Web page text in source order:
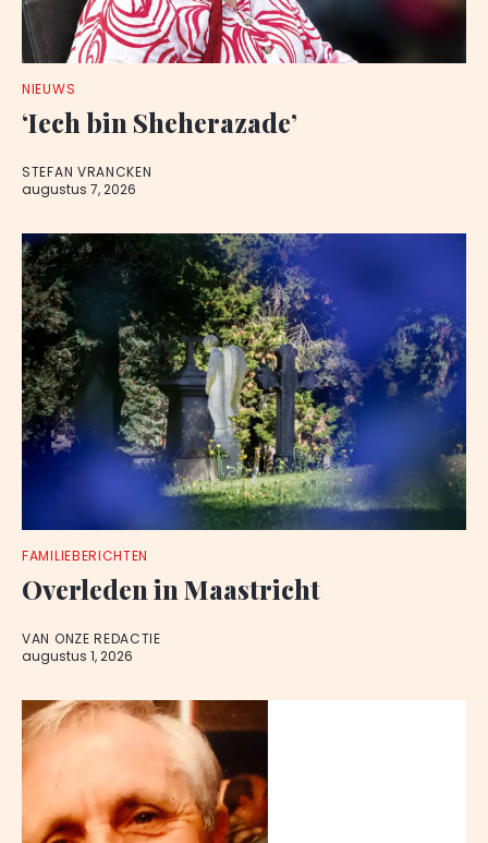
NIEUWS
‘Iech bin Sheherazade’
STEFAN VRANCKEN
augustus 7, 2026
FAMILIEBERICHTEN
Overleden in Maastricht
VAN ONZE REDACTIE
augustus 1, 2026